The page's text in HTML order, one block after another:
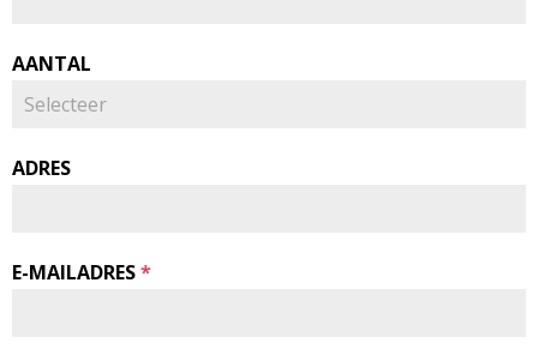
AANTAL
ADRES
E-MAILADRES*